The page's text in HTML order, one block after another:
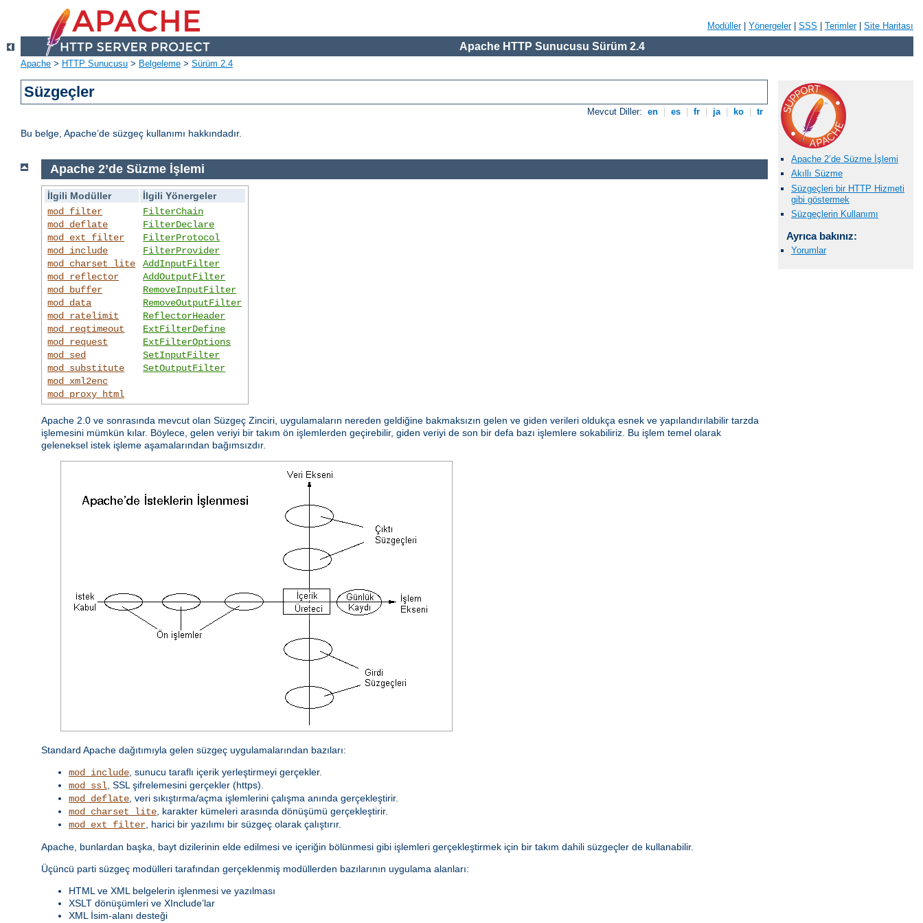
Modüller| Yönergeler| SSS Terimler| Site Haritası
Apache HTTP Sunucusu Sürüm 2.4
Apache > HTTP Sunucusu > Belgeleme > Sürüm 2.4
Süzgeçler
Mevcut Diller: en es fr ja ko tr
Bu belge, Apache’de süzgeç kullanımı hakkındadır.
Apache 2’de Süzme İşlemi
Akıllı Süzme
Süzgeçleri bir HTTP Hizmeti
gibi göstermek
Süzgeçlerin Kullanımı
Ayrıca bakınız:
Yorumlar
Apache 2’de Süzme İşlemi
İlgili Modüller
İlgili Yönergeler
mod_filter
mod_deflate
mod_ext_filter
mod_include
mod_charset_lite
mod_reflector
mod_buffer
mod_data
mod_ratelimit
mod_reqtimeout
mod_request
mod_sed
mod_substitute
mod_xml2enc
mod_proxy_html
FilterChain
FilterDeclare
FilterProtocol
FilterProvider
AddInputFilter
AddOutputFilter
RemoveInputFilter
RemoveOutputFilter
ReflectorHeader
ExtFilterDefine
ExtFilterOptions
SetInputFilter
SetOutputFilter
Apache 2.0 ve sonrasında mevcut olan Süzgeç Zinciri, uygulamaların nereden geldiğine bakmaksızın gelen ve giden verileri oldukça esnek ve yapılandırılabilir tarzda
işlemesini mümkün kılar. Böylece, gelen veriyi bir takım ön işlemlerden geçirebilir, giden veriyi de son bir defa bazı işlemlere sokabiliriz. Bu işlem temel olarak
geleneksel istek işleme aşamalarından bağımsızdır.
Standard Apache dağıtımıyla gelen süzgeç uygulamalarından bazıları:
mod_include , sunucu taraflı içerik yerleştirmeyi gerçekler.
mod_ssl , SSL şifrelemesini gerçekler (https).
mod_deflate , veri sıkıştırma/açma işlemlerini çalışma anında gerçekleştirir.
mod_charset_lite , karakter kümeleri arasında dönüşümü gerçekleştirir.
mod_ext_filter , harici bir yazılımı bir süzgeç olarak çalıştırır.
Apache, bunlardan başka, bayt dizilerinin elde edilmesi ve içeriğin bölünmesi gibi işlemleri gerçekleştirmek için bir takım dahili süzgeçler de kullanabilir.
Üçüncü parti süzgeç modülleri tarafından gerçeklenmiş modüllerden bazılarının uygulama alanları:
HTML ve XML belgelerin işlenmesi ve yazılması
XSLT dönüşümleri ve XInclude’lar
XML İsim-alanı desteği